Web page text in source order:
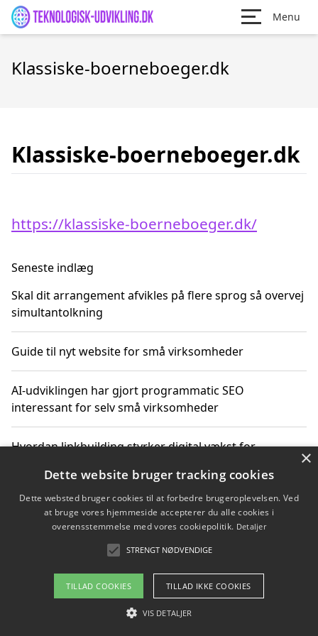
Menu
Klassiske-boerneboeger.dk
Klassiske-boerneboeger.dk
https://klassiske-boerneboeger.dk/
Seneste indlæg
Skal dit arrangement afvikles på flere sprog så overvej
simultantolkning
Guide til nyt website for små virksomheder
AI-udviklingen har gjort programmatic SEO
interessant for selv små virksomheder
Hvordan linkbuilding styrker digital vækst for
Sådan har udviklingen inden for genbrug af elektronik
ændret sig
Copyright 2026 - Pilanto Aps
Om / kontakt
×
Dette website bruger tracking cookies
Dette websted bruger cookies til at forbedre brugeroplevelsen. Ved
at bruge vores hjemmeside accepterer du alle cookies i
overensstemmelse med vores cookiepolitik. Detaljer
STRENGT NØDVENDIGE
TILLAD COOKIES TILLAD IKKE COOKIES
VIS DETALJER